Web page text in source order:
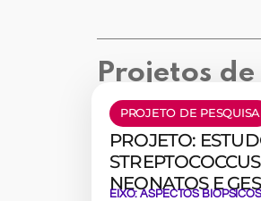
Projetos
PROJETO DE PESQUISA
PROJETO:
NEONATOS E
EIXO:ASPECTOS